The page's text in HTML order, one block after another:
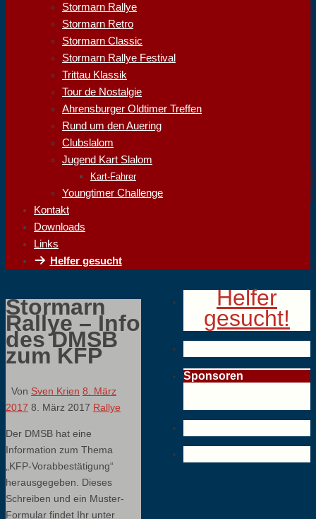
Stormarn Rallye
Stormarn Retro
Stormarn Classic
Stormarn Rallye Festival
Trittau Klassik
Tour de Nostalgie
Ahrensburger Oldtimer Treffen
Rund um den Auering
Clubslalom
Jugend Kart Slalom
Kart-Fahrer
Youngtimer Challenge
Kontakt
Downloads
Links
Helfer gesucht
Stormarn
Rallye – Info
des DMSB
zum KFP
Von Sven Krien 8. März
2017 8. März 2017 Rallye
Der DMSB hat eine
Information zum Thema
„KFP-Vorabbestätigung“
herausgegeben. Dieses
Schreiben und ein Muster-
Formular findet Ihr unter
Helfer
gesucht!
Sponsoren